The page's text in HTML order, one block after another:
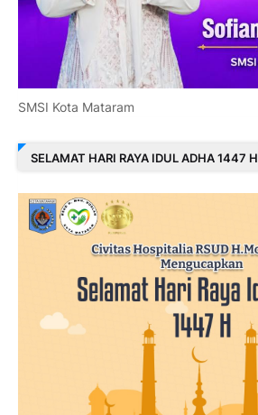
SMSI Kota Mataram
SELAMAT HARI RAYA IDUL ADHA 1447 H